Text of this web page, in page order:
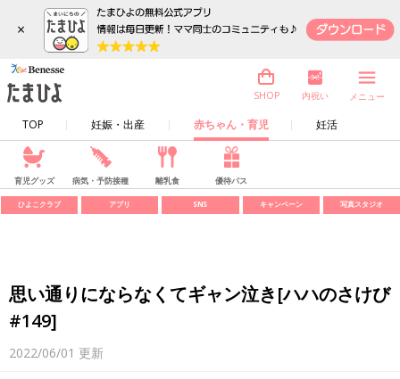
×
TOP 妊娠・出産 赤ちゃん・育児 妊活
SHOP 内祝い メニュー
育児グッズ 病気・予防接種 離乳食 優待パス
ひよこクラブ アプリ SNS キャンペーン 写真スタジオ
思い通りにならなくてギャン泣き[ハハのさけび
#149]
2022/06/01 更新